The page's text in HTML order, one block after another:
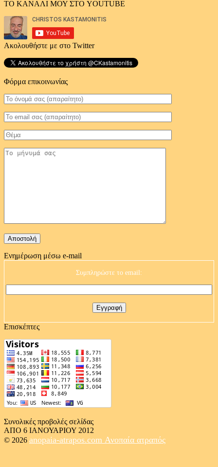
ΤΟ ΚΑΝΑΛΙ ΜΟΥ ΣΤΟ YOUTUBE
Ακολουθήστε με στο Twitter
Φόρμα επικοινωνίας
Ενημέρωση μέσω e-mail
Συμπληρώστε το email:
Επισκέπτες
Συνολικές προβολές σελίδας
ΑΠΟ 6 ΙΑΝΟΥΑΡΙΟΥ 2012
© 2026 anopaia-atrapos.com Ανοπαία ατραπός